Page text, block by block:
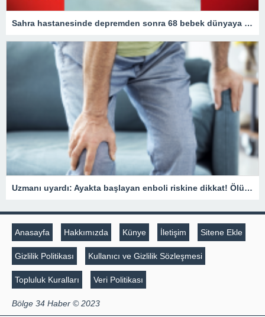
Sahra hastanesinde depremden sonra 68 bebek dünyaya geldi
Uzmanı uyardı: Ayakta başlayan enboli riskine dikkat! Ölümcül sonuçlara neden olabilir
Anasayfa Hakkımızda Künye İletişim Sitene Ekle
Gizlilik Politikası Kullanıcı ve Gizlilik Sözleşmesi
Topluluk Kuralları Veri Politikası
Bölge 34 Haber © 2023